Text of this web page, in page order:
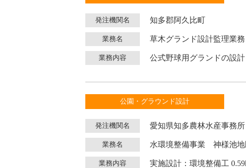
発注機関名 知多郡阿久比町
業務名 草木グランド設計監理業務
業務内容 公式野球用グランドの設計
公園・グラウンド設計
発注機関名 愛知県知多農林水産事務所
業務名 水環境整備事業 神様池
業務内容
実施設計：環境整備工